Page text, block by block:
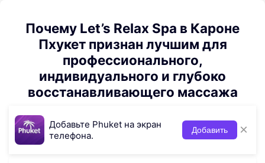
Почему Let’s Relax Spa в Кароне
Пхукет признан лучшим для
профессионального,
индивидуального и глубоко
восстанавливающего массажа
Добавьте Phuket на экран
телефона.
Добавить ×